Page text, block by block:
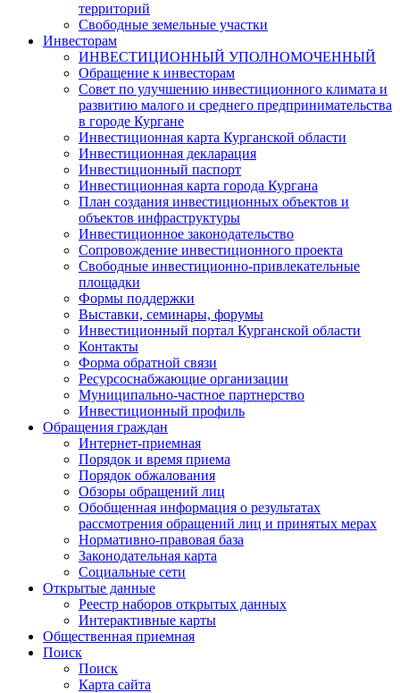
территорий
Свободные земельные участки
Инвесторам
ИНВЕСТИЦИОННЫЙ УПОЛНОМОЧЕННЫЙ
Обращение к инвесторам
Совет по улучшению инвестиционного климата и
развитию малого и среднего предпринимательства
в городе Кургане
Инвестиционная карта Курганской области
Инвестиционная декларация
Инвестиционный паспорт
Инвестиционная карта города Кургана
План создания инвестиционных объектов и
объектов инфраструктуры
Инвестиционное законодательство
Сопровождение инвестиционного проекта
Свободные инвестиционно-привлекательные
площадки
Формы поддержки
Выставки, семинары, форумы
Инвестиционный портал Курганской области
Контакты
Форма обратной связи
Ресурсоснабжающие организации
Муниципально-частное партнерство
Инвестиционный профиль
Обращения граждан
Интернет-приемная
Порядок и время приема
Порядок обжалования
Обзоры обращений лиц
Обобщенная информация о результатах
рассмотрения обращений лиц и принятых мерах
Нормативно-правовая база
Законодательная карта
Социальные сети
Открытые данные
Реестр наборов открытых данных
Интерактивные карты
Общественная приемная
Поиск
Поиск
Карта сайта